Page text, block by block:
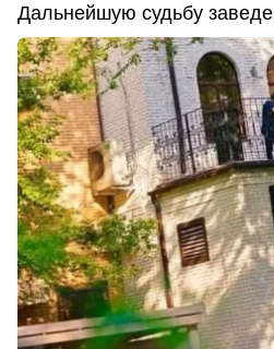
Дальнейшую судьбу